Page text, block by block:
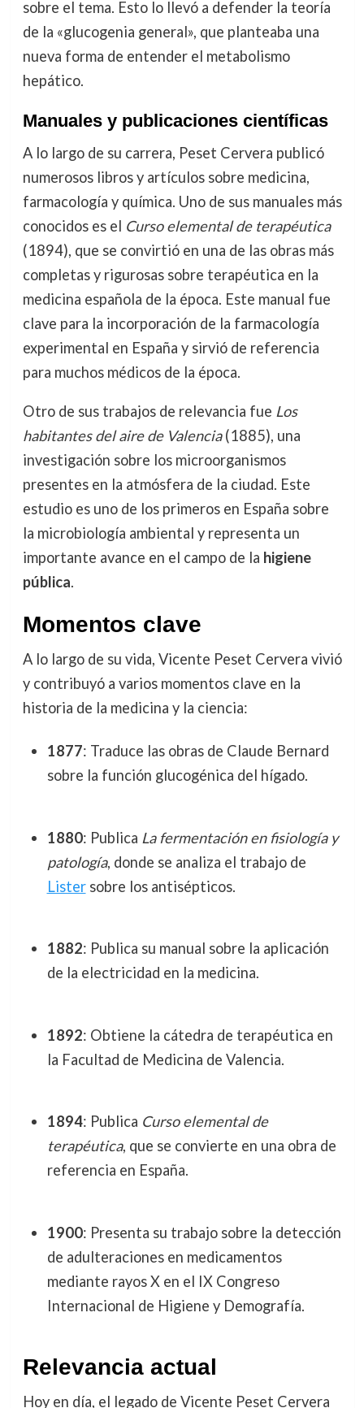
sobre el tema. Esto lo llevó a defender la teoría
de la «glucogenia general», que planteaba una
nueva forma de entender el metabolismo
hepático.
Manuales y publicaciones científicas
A lo largo de su carrera, Peset Cervera publicó
numerosos libros y artículos sobre medicina,
farmacología y química. Uno de sus manuales más
conocidos es el Curso elemental de terapéutica
(1894), que se convirtió en una de las obras más
completas y rigurosas sobre terapéutica en la
medicina española de la época. Este manual fue
clave para la incorporación de la farmacología
experimental en España y sirvió de referencia
para muchos médicos de la época.
Otro de sus trabajos de relevancia fue Los
habitantes del aire de Valencia(1885), una
investigación sobre los microorganismos
presentes en la atmósfera de la ciudad. Este
estudio es uno de los primeros en España sobre
la microbiología ambiental y representa un
importante avance en el campo de la higiene
pública.
Momentos clave
A lo largo de su vida, Vicente Peset Cervera vivió
y contribuyó a varios momentos clave en la
historia de la medicina y la ciencia:
1877: Traduce las obras de Claude Bernard
sobre la función glucogénica del hígado.
1880: Publica La fermentación en fisiología y
patología, donde se analiza el trabajo de
Listersobre los antisépticos.
1882: Publica su manual sobre la aplicación
de la electricidad en la medicina.
1892: Obtiene la cátedra de terapéutica en
la Facultad de Medicina de Valencia.
1894: Publica Curso elemental de
terapéutica, que se convierte en una obra de
referencia en España.
1900: Presenta su trabajo sobre la detección
de adulteraciones en medicamentos
mediante rayos X en el IX Congreso
Internacional de Higiene y Demografía.
Relevancia actual
Hoy en día, el legado de Vicente Peset Cervera